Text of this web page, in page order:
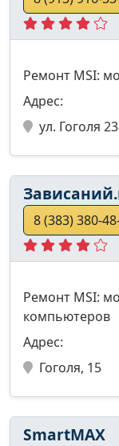
Ремонт MSI:
Адрес:
ул. Гоголя
8 (383) 380-
Ремонт MSI:
компьютеров
Адрес:
Гоголя, 15
SmartMAX